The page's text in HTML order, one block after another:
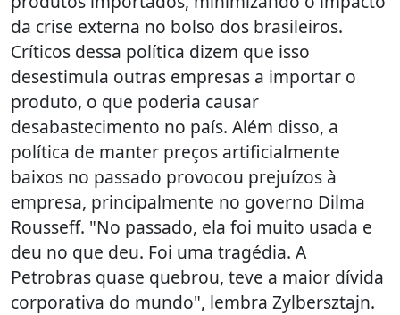
da crise externa no bolso dos brasileiros.
Críticos dessa política dizem que isso
desestimula outras empresas a importar o
produto, o que poderia causar
desabastecimento no país. Além disso, a
política de manter preços artificialmente
baixos no passado provocou prejuízos à
empresa, principalmente no governo Dilma
Rousseff. "No passado, ela foi muito usada e
deu no que deu. Foi uma tragédia. A
Petrobras quase quebrou, teve a maior dívida
corporativa do mundo", lembra Zylbersztajn.